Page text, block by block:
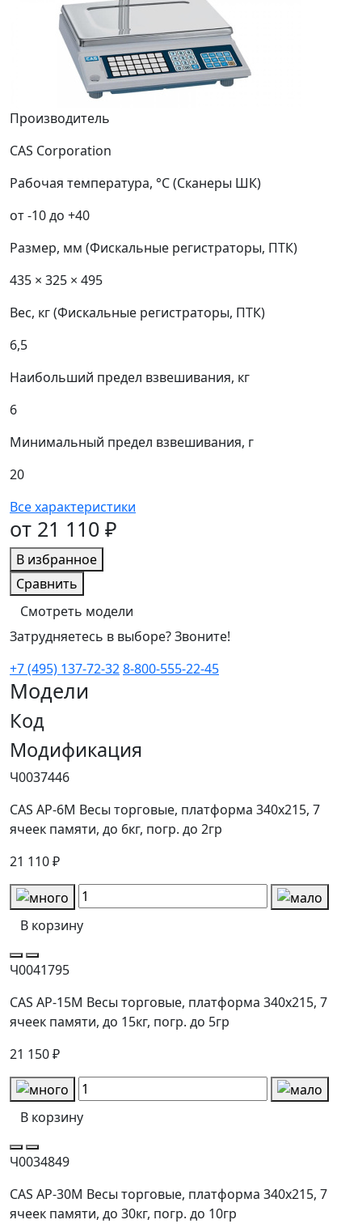
Производитель
CAS Corporation
Рабочая температура, °С (Сканеры ШК)
от -10 до +40
Размер, мм (Фискальные регистраторы, ПТК)
435 × 325 × 495
Вес, кг (Фискальные регистраторы, ПТК)
6,5
Наибольший предел взвешивания, кг
6
Минимальный предел взвешивания, г
20
Все характеристики
от 21 110 ₽
В избранное
Сравнить
Смотреть модели
Затрудняетесь в выборе? Звоните!
+7 (495) 137-72-328-800-555-22-45
Модели
Код
Модификация
Ч0037446
CAS AP-6M Весы торговые, платформа 340х215, 7
ячеек памяти, до 6кг, погр. до 2гр
21 110 ₽
В корзину
Ч0041795
CAS AP-15М Весы торговые, платформа 340х215, 7
ячеек памяти, до 15кг, погр. до 5гр
21 150 ₽
В корзину
Ч0034849
CAS AP-30М Весы торговые, платформа 340х215, 7
ячеек памяти, до 30кг, погр. до 10гр